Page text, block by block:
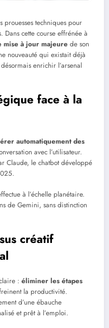
prouesses techniques pour
Dans cette course effrénée à
mise à jour majeure de son
nouveauté qui existait déjà
enrichir l’arsenal
face à la
automatiquement des
avec l’utilisateur.
Claude, le chatbot développé
à l’échelle planétaire.
de Gemini, sans distinction
créatif
: éliminer les étapes
la productivité.
d’une ébauche
et prêt à l’emploi.